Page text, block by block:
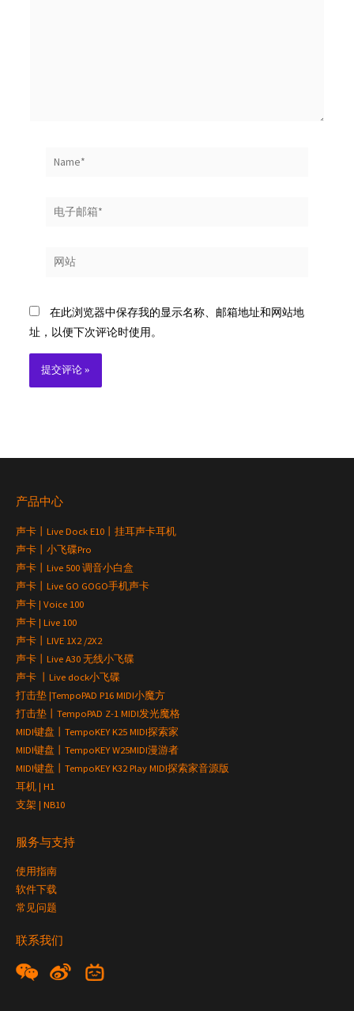
Name*
电
箱
网
在此浏览器中保存我的显示名称、邮箱地址和网站地
址，以便下次评论时使用。
产品中心
声卡丨Live Dock E10丨挂耳声卡耳机
声卡丨小飞碟Pro
声卡丨Live 500 调音小白盒
声卡丨Live GO GOGO手机声卡
声卡 | Voice 100
声卡 | Live 100
声卡丨LIVE 1X2 /2X2
声卡丨Live A30 无线小飞碟
声卡 丨Live dock小飞碟
打击垫 |TempoPAD P16 MIDI小魔方
打击垫丨TempoPAD Z-1 MIDI发光魔格
MIDI键盘丨TempoKEY K25 MIDI探索家
MIDI键盘丨TempoKEY W25MIDI漫游者
MIDI键盘丨TempoKEY K32 Play MIDI探索家音源版
耳机 | H1
支架 | NB10
服务与支持
使用指南
软件下载
常见问题
联系我们